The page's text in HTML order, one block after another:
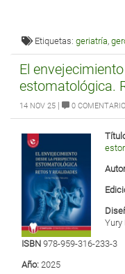
Etiquetas:geriatría,
El
estomatológica.
14 NOV 25 | 0
Yury
ISBN 978-959-316-233-3
Año: 2025